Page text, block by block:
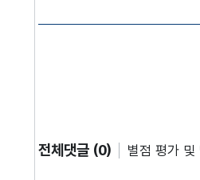
전체댓글 (0) 별점 평가 및